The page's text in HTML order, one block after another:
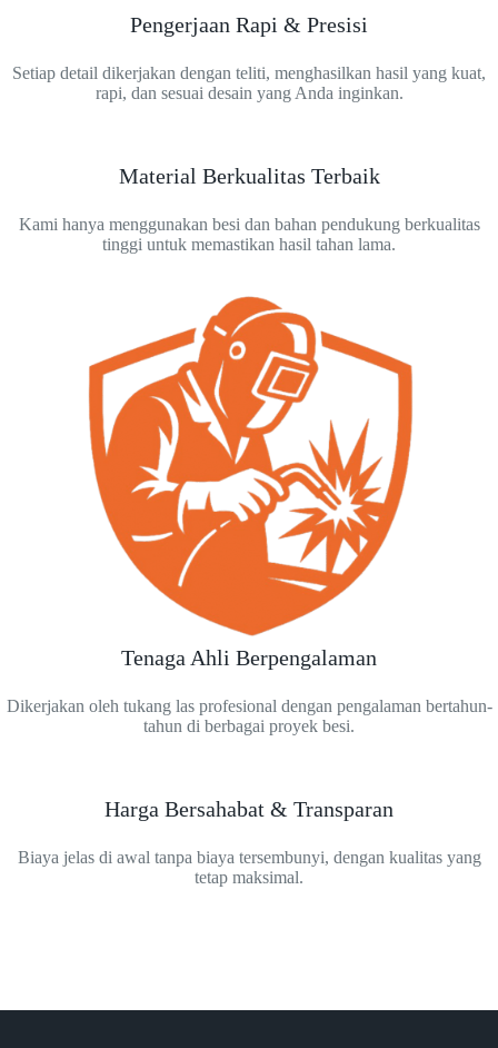
Pengerjaan Rapi & Presisi
Setiap detail dikerjakan dengan teliti, menghasilkan hasil yang kuat,
rapi, dan sesuai desain yang Anda inginkan.
Material Berkualitas Terbaik
Kami hanya menggunakan besi dan bahan pendukung berkualitas
tinggi untuk memastikan hasil tahan lama.
Tenaga Ahli Berpengalaman
Dikerjakan oleh tukang las profesional dengan pengalaman bertahun-
tahun di berbagai proyek besi.
Harga Bersahabat & Transparan
Biaya jelas di awal tanpa biaya tersembunyi, dengan kualitas yang
tetap maksimal.